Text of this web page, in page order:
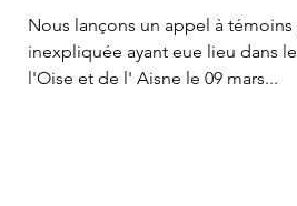
Nous lançons un appel à
inexpliquée ayant eue lieu dans
l'Oise et de l' Aisne le 09 mars...